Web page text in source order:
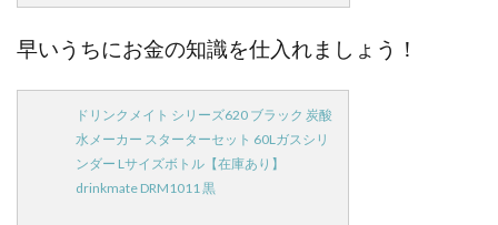
早いうちにお金の知識を仕入れましょう！
ドリンクメイト シリーズ620 ブラック 炭酸
水メーカー スターターセット 60Lガスシリ
ンダー Lサイズボトル【在庫あり】
drinkmate DRM1011 黒